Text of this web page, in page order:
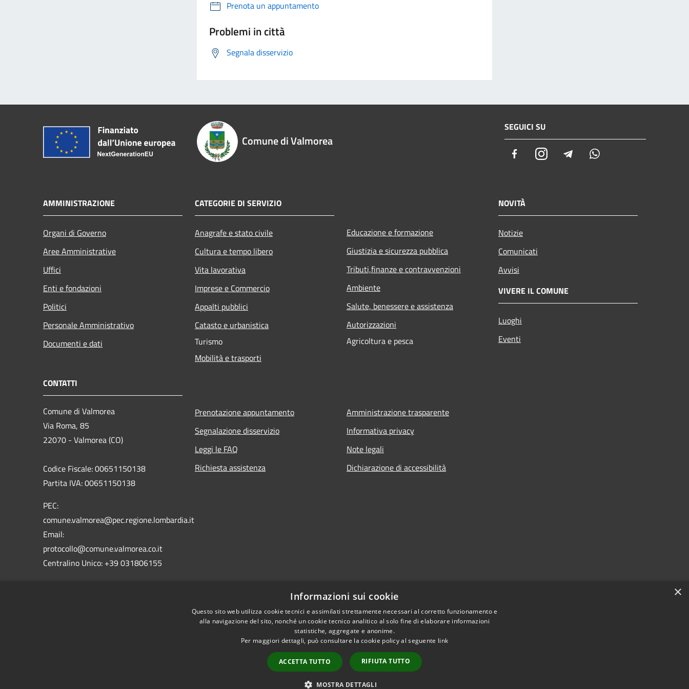
Prenota un appuntamento
Problemi in città
Segnala disservizio
Comune di Valmorea
SEGUICI SU
FacebookInstagramTelegram
AMMINISTRAZIONE
Organi di Governo
Aree Amministrative
Uffici
Enti e fondazioni
Politici
Personale Amministrativo
Documenti e dati
CATEGORIE DI SERVIZIO
Anagrafe e stato civile
Cultura e tempo libero
Vita lavorativa
Imprese e Commercio
Appalti pubblici
Catasto e urbanistica
Turismo
Mobilità e trasporti
Educazione e formazione
Giustizia e sicurezza pubblica
Tributi,finanze e contravvenzioni
Ambiente
Salute, benessere e assistenza
Autorizzazioni
Agricoltura e pesca
NOVITÀ
Notizie
Comunicati
Avvisi
VIVERE IL COMUNE
Luoghi
Eventi
CONTATTI
Comune di Valmorea
Via Roma, 85
22070 - Valmorea (CO)
Codice Fiscale: 00651150138
Partita IVA: 00651150138
PEC:
comune.valmorea@pec.regione.lombardia.it
Email:
protocollo@comune.valmorea.co.it
Centralino Unico: +39 031806155
Prenotazione appuntamento
Segnalazione disservizio
Leggi le FAQ
Richiesta assistenza
Amministrazione trasparente
Informativa privacy
Note legali
Dichiarazione di accessibilità
Copyright © 2026 • Comune di Valmorea • Powered by
×
Informazioni sui cookie
Questo sito web utilizza cookie tecnici e assimilati strettamente necessari al corretto funzionamento e
alla navigazione del sito, nonché un cookie tecnico analitico al solo fine di elaborare informazioni
statistiche, aggregate e anonime.
Per maggiori dettagli, può consultare la cookie policy al seguente link
ACCETTA TUTTO RIFIUTA TUTTO
MOSTRA DETTAGLI